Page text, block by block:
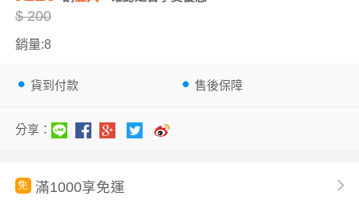
$200
銷量:8
貨到付款 售後保障
分享：
免 滿1000享免運